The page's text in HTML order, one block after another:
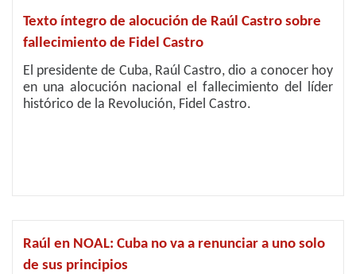
Texto íntegro de alocución de Raúl Castro sobre
fallecimiento de Fidel Castro
El presidente de Cuba, Raúl Castro, dio a conocer hoy
en una alocución nacional el fallecimiento del líder
histórico de la Revolución, Fidel Castro.
Raúl en NOAL: Cuba no va a renunciar a uno solo
de sus principios